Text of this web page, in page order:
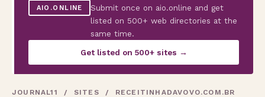
AIO.ONLINE
Submit once on aio.online and get
listed on 500+ web directories at the
same time.
Get listed on 500+ sites →
JOURNAL11 / SITES / RECEITINHADAVOVO.COM.BR